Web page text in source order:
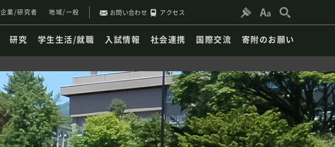
企業/研究者 地域/一般 お問い合わせ アクセス
研究 学生生活/就職 入試情報 社会連携 国際交流 寄附のお願い